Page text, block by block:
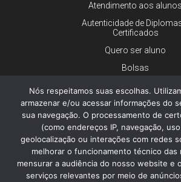
Atendimento aos alunos
Autenticidade de
Certificados
Quero ser aluno
Bolsas
Trabalhe conosco
Imprensa
Ouvidoria
Dúvidas gerais
Nós respeitamos suas escolhas.
armazenar e/ou acessar informações do
sua navegação. O processamento de
(como endereços IP, navegação,
geolocalização ou interações com redes
melhorar o funcionamento técnico das
mensurar a audiência do nosso website e
serviços relevantes por meio de